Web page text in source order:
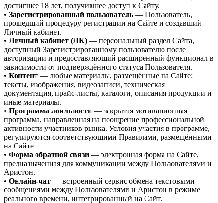
достигшее 18 лет, получившее доступ к Сайту.
• Зарегистрированный пользователь — Пользователь,
прошедший процедуру регистрации на Сайте и создавший
Личный кабинет.
• Личный кабинет (ЛК) — персональный раздел Сайта,
доступный Зарегистрированному пользователю после
авторизации и предоставляющий расширенный функционал в
зависимости от подтверждённого статуса Пользователя.
• Контент — любые материалы, размещённые на Сайте:
тексты, изображения, видеозаписи, техническая
документация, прайс-листы, каталоги, описания продукции и
иные материалы.
• Программа лояльности — закрытая мотивационная
программа, направленная на поощрение профессиональной
активности участников рынка. Условия участия в программе,
регулируются соответствующими Правилами, размещёнными
на Сайте.
• Форма обратной связи — электронная форма на Сайте,
предназначенная для коммуникации между Пользователями и
Аристон.
• Онлайн-чат — встроенный сервис обмена текстовыми
сообщениями между Пользователями и Аристон в режиме
реального времени, интегрированный на Сайт.